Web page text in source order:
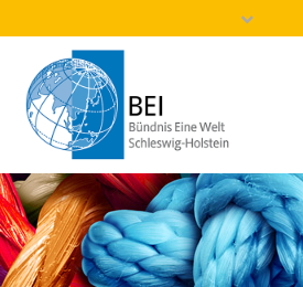
Mitglieder